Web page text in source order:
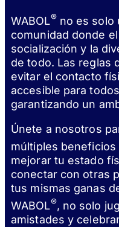
WABOL®no es solo
comunidad donde
socialización y la
de todo. Las reglas
evitar el contacto
accesible para
garantizando un
Únete a nosotros
múltiples beneficios
mejorar tu estado
conectar con otras
tus mismas ganas
WABOL®, no solo
amistades y